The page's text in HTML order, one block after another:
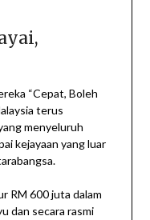
“Cepat, Boleh
terus
menyeluruh
kejayaan yang luar
RM 600 juta dalam
dan secara rasmi